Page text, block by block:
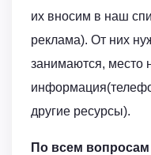
их вносим в наш
реклама). От них
занимаются, место
другие ресурсы).
По всем вопросам